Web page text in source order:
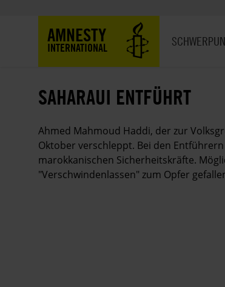
AMNESTY
INTERNATIONAL
SAHARAUI ENTFÜHRT
Ahmed Mahmoud Haddi, der zur
Oktober verschleppt. Bei den
marokkanischen Sicherheitskräfte.
"Verschwindenlassen" zum Opfer